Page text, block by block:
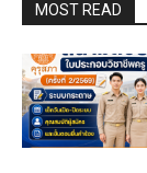
MOST READ